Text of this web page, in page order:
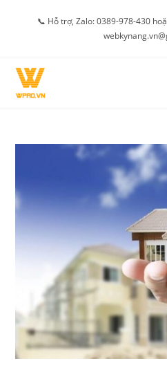
📞 Hỗ trợ, Zalo: 0389-978-430